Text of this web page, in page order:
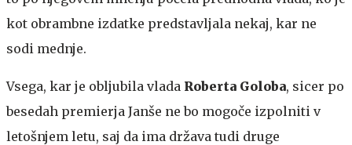
kot obrambne izdatke predstavljala nekaj, kar ne
sodi mednje.
Vsega, kar je obljubila vlada Roberta Goloba, sicer po
besedah premierja Janše ne bo mogoče izpolniti v
letošnjem letu, saj da ima država tudi druge